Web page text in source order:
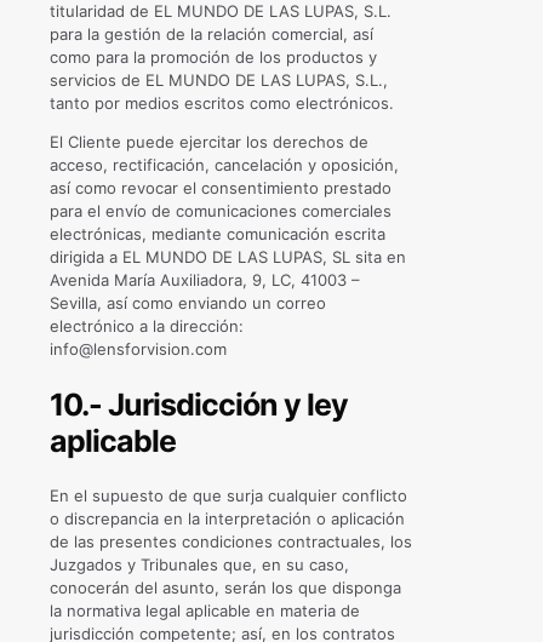
titularidad de EL MUNDO DE LAS LUPAS, S.L.
para la gestión de la relación comercial, así
como para la promoción de los productos y
servicios de EL MUNDO DE LAS LUPAS, S.L.,
tanto por medios escritos como electrónicos.
El Cliente puede ejercitar los derechos de
acceso, rectificación, cancelación y oposición,
así como revocar el consentimiento prestado
para el envío de comunicaciones comerciales
electrónicas, mediante comunicación escrita
dirigida a EL MUNDO DE LAS LUPAS, SL sita en
Avenida María Auxiliadora, 9, LC, 41003 –
Sevilla, así como enviando un correo
electrónico a la dirección:
info@lensforvision.com
10.- Jurisdicción y ley
aplicable
En el supuesto de que surja cualquier conflicto
o discrepancia en la interpretación o aplicación
de las presentes condiciones contractuales, los
Juzgados y Tribunales que, en su caso,
conocerán del asunto, serán los que disponga
la normativa legal aplicable en materia de
jurisdicción competente; así, en los contratos